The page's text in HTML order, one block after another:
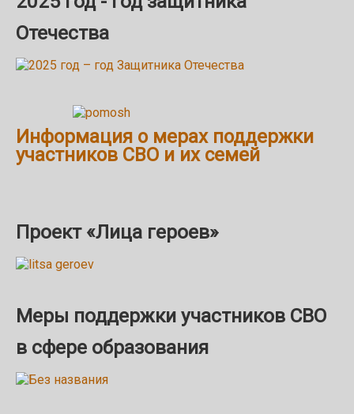
Отечества
Информация о мерах поддержки
участников СВО и их семей
Проект «Лица героев»
Меры поддержки участников СВО
в сфере образования